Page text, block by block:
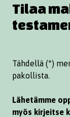
Tilaa
Tähdellä (*)
pakollista.
Lähetämme
myös kirjeitse